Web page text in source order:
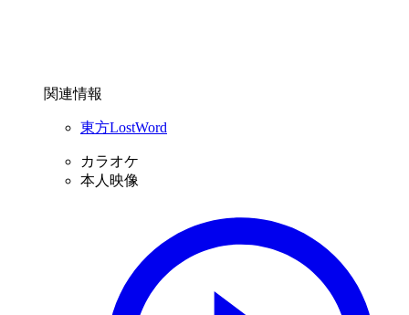
関連情報
東方LostWord
カラオケ
本人映像